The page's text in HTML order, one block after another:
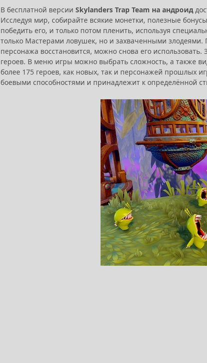
В бесплатной версии Skylanders Trap Team на андроид
Исследуя мир, собирайте всякие монетки, полезные
победить его, и только потом пленить, используя
только Мастерами ловушек, но и захваченными
персонажа восстановится, можно снова его
героев. В меню игры можно выбрать сложность, а также
более 175 героев, как новых, так и персонажей прошлых
боевыми способностями и принадлежит к определённой